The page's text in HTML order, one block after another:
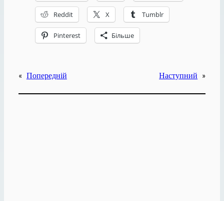
Reddit X Tumblr
Pinterest Більше
« Попередній Наступний »